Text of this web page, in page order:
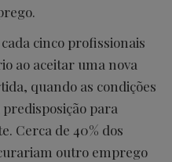
cinco profissionais
ao aceitar uma nova
quando as condições
para
Cerca de 40% dos
outro emprego